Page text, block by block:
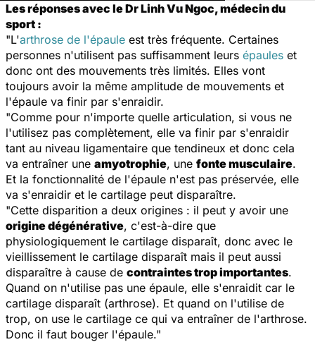
Les réponses avec le Dr Linh Vu Ngoc, médecin du
sport :
"L'arthrose de l'épaule est très fréquente. Certaines
personnes n'utilisent pas suffisamment leurs épaules et
donc ont des mouvements très limités. Elles vont
toujours avoir la même amplitude de mouvements et
l'épaule va finir par s'enraidir.
"Comme pour n'importe quelle articulation, si vous ne
l'utilisez pas complètement, elle va finir par s'enraidir
tant au niveau ligamentaire que tendineux et donc cela
va entraîner une amyotrophie, une fonte musculaire.
Et la fonctionnalité de l'épaule n'est pas préservée, elle
va s'enraidir et le cartilage peut disparaître.
"Cette disparition a deux origines : il peut y avoir une
origine dégénérative, c'est-à-dire que
physiologiquement le cartilage disparaît, donc avec le
vieillissement le cartilage disparaît mais il peut aussi
disparaître à cause de contraintes trop importantes.
Quand on n'utilise pas une épaule, elle s'enraidit car le
cartilage disparaît (arthrose). Et quand on l'utilise de
trop, on use le cartilage ce qui va entraîner de l'arthrose.
Donc il faut bouger l'épaule."